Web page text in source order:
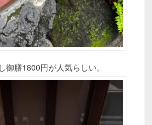
御膳1800円が人気らしい。